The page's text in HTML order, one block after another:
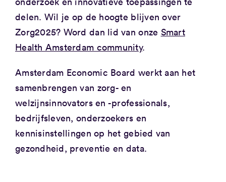
delen. Wil je op de hoogte blijven over
Zorg2025? Word dan lid van onze Smart
Health Amsterdam community.
Amsterdam Economic Board werkt aan het
samenbrengen van zorg- en
welzijnsinnovators en -professionals,
bedrijfsleven, onderzoekers en
kennisinstellingen op het gebied van
gezondheid, preventie en data.